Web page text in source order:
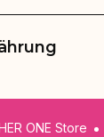
ONE Store